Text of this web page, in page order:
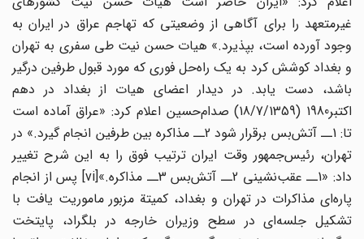
غیرمتعهد را برای آگاهی از وضعیتی که تهاجم عراق در ایران به
وجود آورده است، بپذیرد.» هیات حسن نیت طی سفری به تهران
و بغداد کوشش کرد به یک راه‌حل فوری که مورد قبول طرفین درگیر
باشد، دست یابد. در دیدار اعضای هیات از بغداد در دهم
اکتبر1980 (18/7/1359) صدام‌حسین اعلام کرد: «عراق آماده است
تا: 1ــ آتش‌بس برقرار شود 2ــ مذاکره بین طرفین انجام گیرد.» در
تهران، رئیس‌جمهور وقت ایران ترتیب فوق را به این شرح تغییر
داد: «1ــ عقب‌نشینی 2ــ آتش‌بس 3ــ مذاکره.»[vi] پس از انجام
پاره‌ای مذاکرات در تهران و بغداد، کمیتة مزبور ماموریت یافت با
تشکیل جلسه‌ای در سطح وزیران خارجه در بلگراد، پایتخت